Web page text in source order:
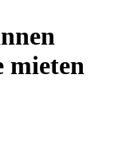
mieten